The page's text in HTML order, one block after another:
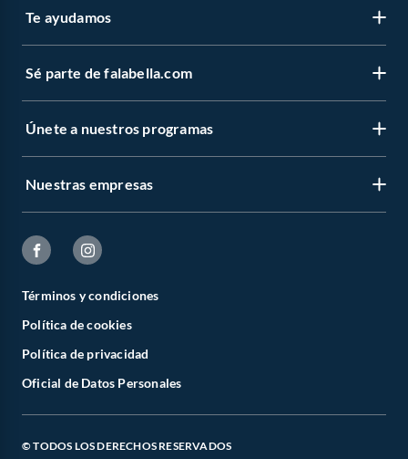
Te ayudamos
Sé parte de falabella.com
Únete a nuestros programas
Nuestras empresas
Términos y condiciones
Política de cookies
Política de privacidad
Oficial de Datos Personales
© TODOS LOS DERECHOS RESERVADOS